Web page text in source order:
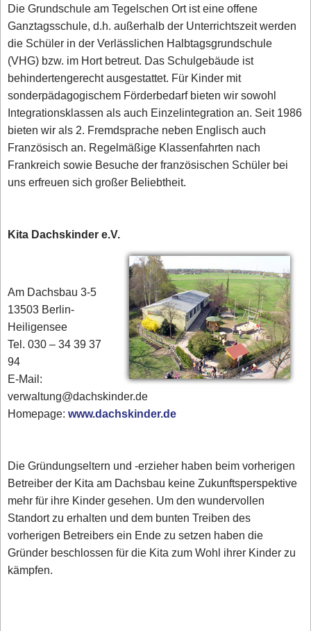
Die Grundschule am Tegelschen Ort ist eine offene
Ganztagsschule, d.h. außerhalb der Unterrichtszeit werden
die Schüler in der Verlässlichen Halbtagsgrundschule
(VHG) bzw. im Hort betreut. Das Schulgebäude ist
behindertengerecht ausgestattet. Für Kinder mit
sonderpädagogischem Förderbedarf bieten wir sowohl
Integrationsklassen als auch Einzelintegration an. Seit 1986
bieten wir als 2. Fremdsprache neben Englisch auch
Französisch an. Regelmäßige Klassenfahrten nach
Frankreich sowie Besuche der französischen Schüler bei
uns erfreuen sich großer Beliebtheit.
Kita Dachskinder e.V.
Am Dachsbau 3-5
13503 Berlin-
Heiligensee
Tel. 030 – 34 39 37
94
E-Mail:
verwaltung@dachskinder.de
Homepage:www.dachskinder.de
Die Gründungseltern und -erzieher haben beim vorherigen
Betreiber der Kita am Dachsbau keine Zukunftsperspektive
mehr für ihre Kinder gesehen. Um den wundervollen
Standort zu erhalten und dem bunten Treiben des
vorherigen Betreibers ein Ende zu setzen haben die
Gründer beschlossen für die Kita zum Wohl ihrer Kinder zu
kämpfen.